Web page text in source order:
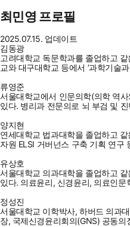
최민영 프로필
2025.07.15. 업데이트
김동광
고려대학교 독문학과를 졸업하고
교와 대구대학교 등에서 ‘과학기술
류영준
서울대학교에서 인문의학(의학 역
있다. 병리과 전문의로 뇌 부검 및
양지현
연세대학교 법과대학을 졸업하고
자원 ELSI 거버넌스 구축 기획 연구
유상호
서울대학교 의과대학을 졸업하고
있다. 의료윤리, 신경윤리, 의료인
정성진
서울대학교 이학박사, 하버드 의과
장, 국제신경윤리회의(GNS) 공동